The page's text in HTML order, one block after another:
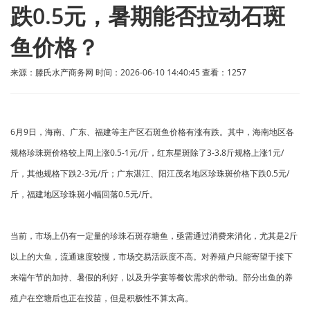
跌0.5元，暑期能否拉动石斑
鱼价格？
来源：滕氏水产商务网 时间：2026-06-10 14:40:45 查看： 1257
6月9日，海南、广东、福建等主产区石斑鱼价格有涨有跌。其中，海南地区各
规格珍珠斑价格较上周上涨0.5-1元/斤，红东星斑除了3-3.8斤规格上涨1元/
斤，其他规格下跌2-3元/斤；广东湛江、阳江茂名地区珍珠斑价格下跌0.5元/
斤，福建地区珍珠斑小幅回落0.5元/斤。
当前，市场上仍有一定量的珍珠石斑存塘鱼，亟需通过消费来消化，尤其是2斤
以上的大鱼，流通速度较慢，市场交易活跃度不高。对养殖户只能寄望于接下
来端午节的加持、暑假的利好，以及升学宴等餐饮需求的带动。部分出鱼的养
殖户在空塘后也正在投苗，但是积极性不算太高。